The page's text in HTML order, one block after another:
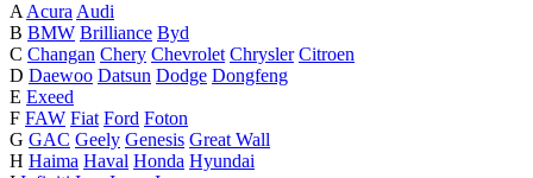
A Acura Audi
B BMW Brilliance Byd
C Changan Chery Chevrolet Chrysler Citroen
D Daewoo Datsun Dodge Dongfeng
E Exeed
F FAW Fiat Ford Foton
G GAC Geely Genesis Great Wall
H Haima Haval Honda Hyundai